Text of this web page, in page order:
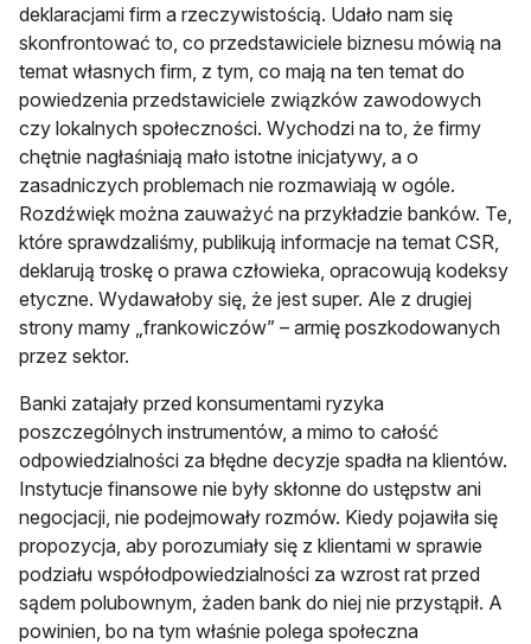
deklaracjami firm a rzeczywistością. Udało nam się
skonfrontować to, co przedstawiciele biznesu mówią na
temat własnych firm, z tym, co mają na ten temat do
powiedzenia przedstawiciele związków zawodowych
czy lokalnych społeczności. Wychodzi na to, że firmy
chętnie nagłaśniają mało istotne inicjatywy, a o
zasadniczych problemach nie rozmawiają w ogóle.
Rozdźwięk można zauważyć na przykładzie banków. Te,
które sprawdzaliśmy, publikują informacje na temat CSR,
deklarują troskę o prawa człowieka, opracowują kodeksy
etyczne. Wydawałoby się, że jest super. Ale z drugiej
strony mamy „frankowiczów” – armię poszkodowanych
przez sektor.
Banki zatajały przed konsumentami ryzyka
poszczególnych instrumentów, a mimo to całość
odpowiedzialności za błędne decyzje spadła na klientów.
Instytucje finansowe nie były skłonne do ustępstw ani
negocjacji, nie podejmowały rozmów. Kiedy pojawiła się
propozycja, aby porozumiały się z klientami w sprawie
podziału współodpowiedzialności za wzrost rat przed
sądem polubownym, żaden bank do niej nie przystąpił. A
powinien, bo na tym właśnie polega społeczna